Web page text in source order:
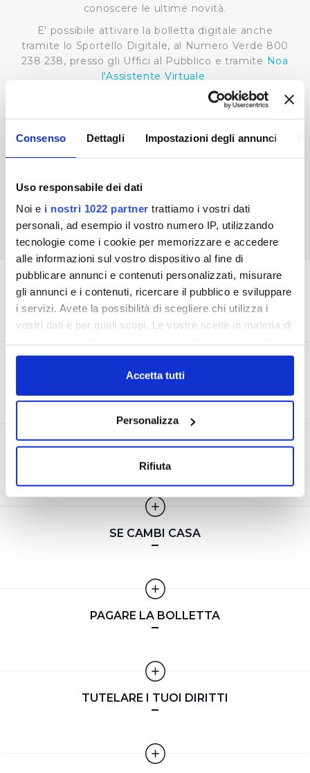
Consenso Dettagli Impostazioni degli annunci
Uso responsabile dei dati
Noi e i nostri 1022 partner trattiamo i vostri dati
personali, ad esempio il vostro numero IP, utilizzando
tecnologie come i cookie per memorizzare e accedere
alle informazioni sul vostro dispositivo al fine di
pubblicare annunci e contenuti personalizzati, misurare
gli annunci e i contenuti, ricercare il pubblico e sviluppare
i servizi. Avete la possibilità di scegliere chi utilizza i
vostri dati e per quali scopi. Le vostre scelte in materia di
in cui avete effettuato le vostre scelte. È possibile
modificare o revocare il proprio consenso in qualsiasi
momento dalla Dichiarazione sui cookie o facendo clic
Con il tuo consenso, vorremmo anche:
raccogliere informazioni sulla tua posizione
Identificare il tuo dispositivo, scansionandolo
attivamente alla ricerca di caratteristiche specifiche
e imposta le tue preferenze nella
modificare o ritirare il tuo consenso in qualsiasi momento
dalla Dichiarazione sui cookie.
fruibile il sito web abilitandone funzionalità di base quali
la navigazione sulle pagine e l'accesso alle aree
protette. In linea con le preferenze manifestate
dall’Utente e con i consensi dallo stesso prestati, i
traffico sul nostro sito web, per personalizzare
contenuti ed annunci e per fornire funzionalità dei social
Accetta tutti
Personalizza
Rifiuta
conoscere le ultime novità.
E' possibile attivare la bolletta digitale anche
tramite lo Sportello Digitale, al Numero Verde 800
238 238, presso gli Uffici al Pubblico e tramite Noa
l'Assistente Virtuale
I NOSTRI CANALI ONLINE
CONTROLLO DELL'ACQUA
LEGGERE LA FATTURA
SE CAMBI CASA
PAGARE LA BOLLETTA
TUTELARE I TUOI DIRITTI